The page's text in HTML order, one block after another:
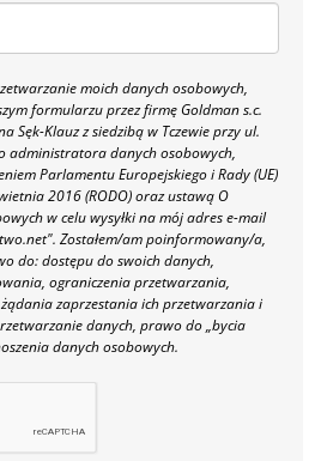
moich danych osobowych,
formularzu przez firmę Goldman s.c.
Sęk-Klauz z siedzibą w Tczewie przy ul.
administratora danych osobowych,
Parlamentu Europejskiego i Rady (UE)
2016 (RODO) oraz ustawą O
w celu wysyłki na mój adres e-mail
Zostałem/am poinformowany/a,
do: dostępu do swoich danych,
ograniczenia przetwarzania,
zaprzestania ich przetwarzania i
danych, prawo do „bycia
danych osobowych.